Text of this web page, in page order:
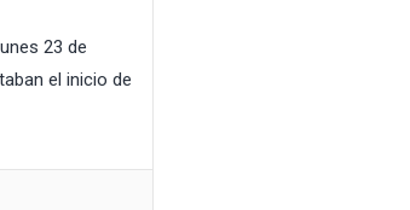
23 de
el inicio de